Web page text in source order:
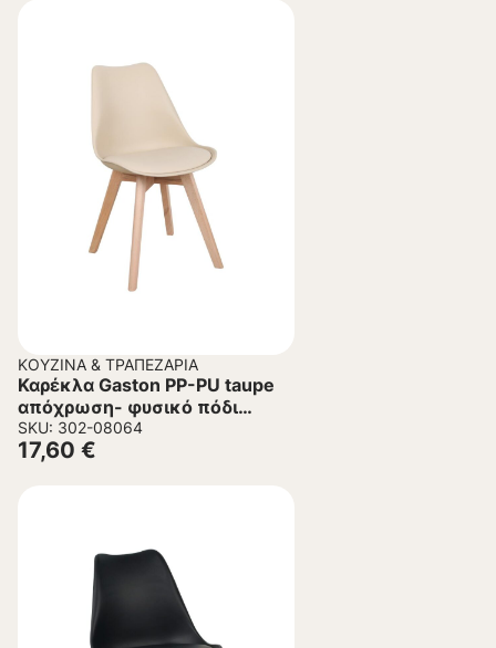
ΚΟΥΖΊΝΑ & ΤΡΑΠΕΖΑΡΊΑ
Καρέκλα Gaston PP-PU taupe
απόχρωση- φυσικό πόδι
44x52x78εκ.
SKU: 302-08064
17,60 €